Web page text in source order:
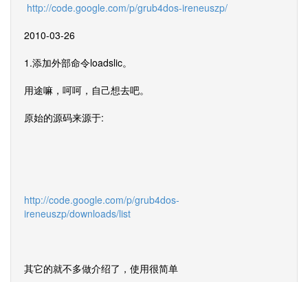
http://code.google.com/p/grub4dos-ireneuszp/
2010-03-26
1.添加外部命令loadslic。
用途嘛，呵呵，自己想去吧。
原始的源码来源于:
http://code.google.com/p/grub4dos-
ireneuszp/downloads/list
其它的就不多做介绍了，使用很简单